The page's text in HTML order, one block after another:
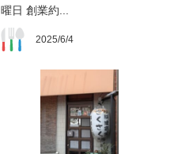
曜日 創業約...
2025/6/4